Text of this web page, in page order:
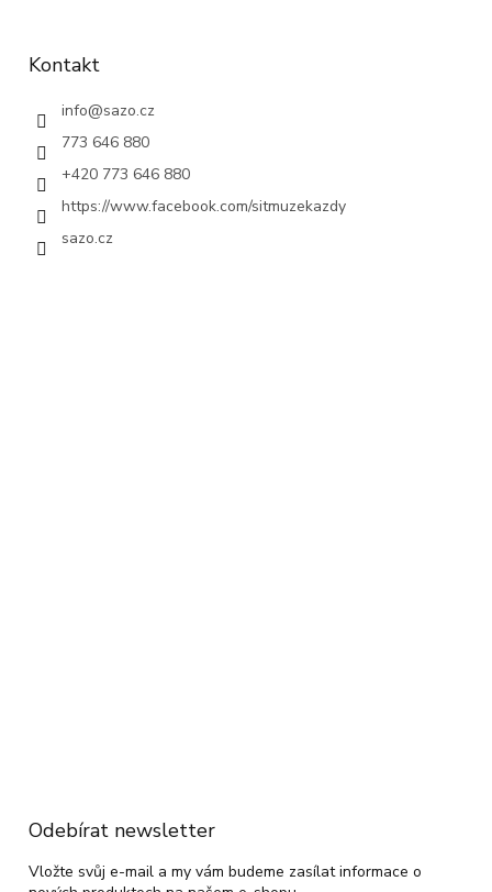
Kontakt
info@sazo.cz
773 646 880
+420 773 646 880
https://www.facebook.com/sitmuzekazdy
sazo.cz
Odebírat newsletter
Vložte svůj e-mail a my vám budeme zasílat informace o